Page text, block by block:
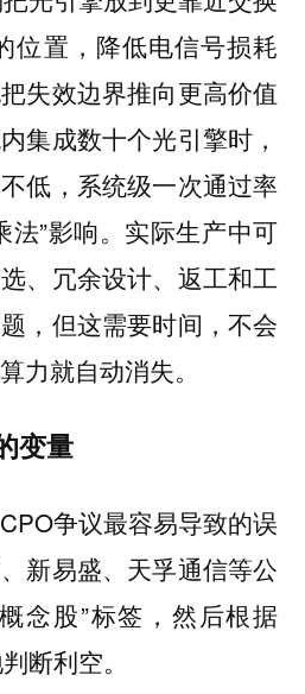
位置，降低电信号损耗
失效边界推向更高价值
集成数十个光引擎时，
低，系统级一次通过率
法”影响。实际生产中可
、冗余设计、返工和工
，但这需要时间，不会
力就自动消失。
变量
争议最容易导致的误
新易盛、天孚通信等公
念股”标签，然后根据
断利空。